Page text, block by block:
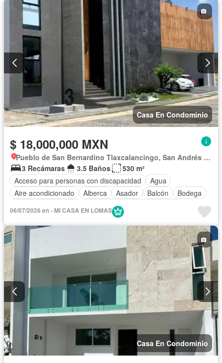
Seguridad
Televisión por cable
Terraza
Vista panorámica
Wifi Zonas verdes Sin amueblar
Casa En Condominio
$ 18,000,000 MXN
Pueblo de San Bernardino Tlaxcalancingo, San Andrés Cholula
3 Recámaras
3.5 Baños
530 m²
Acceso para personas con discapacidad
Agua
Aire acondicionado
Alberca Asador Balcón
Bodega
Circuito cerrado de televisión
Cocina integral
Cuarto de Limpieza
Cuarto de servicio
Electricidad
Elevador
Internet Jardín
Despacho
Recámara con closet
Seguridad
Televisión por cable
Terraza
Zonas verdes
Completamente amueblado
06/07/2026 en - MI CASA EN LOMAS
Casa En Condominio